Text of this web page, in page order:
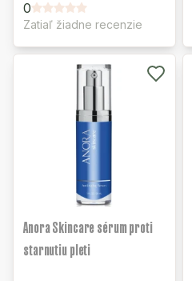
0
Zatiaľ žiadne recenzie
Anora Skincare sérum proti
starnutiu pleti